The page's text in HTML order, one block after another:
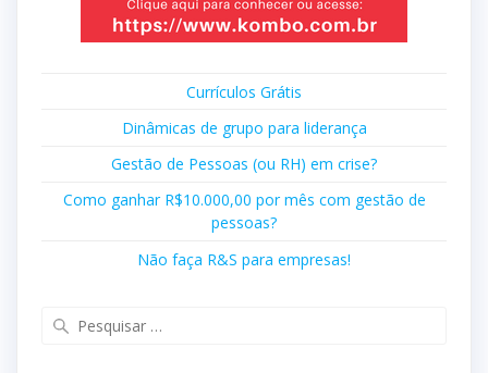
Currículos Grátis
Dinâmicas de grupo para liderança
Gestão de Pessoas (ou RH) em crise?
Como ganhar R$10.000,00 por mês com gestão de
pessoas?
Não faça R&S para empresas!